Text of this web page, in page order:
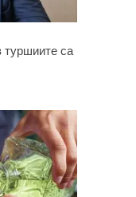
туршиите са